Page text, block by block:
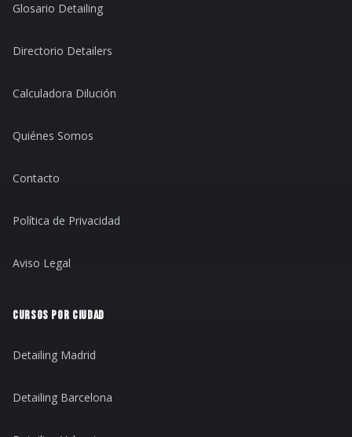
Glosario Detailing
Directorio Detailers
Calculadora Dilución
Quiénes Somos
Contacto
Política de Privacidad
Aviso Legal
CURSOS POR CIUDAD
Detailing Madrid
Detailing Barcelona